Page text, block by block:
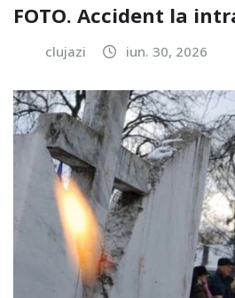
FOTO. Accident la
clujazi iun. 30, 2026